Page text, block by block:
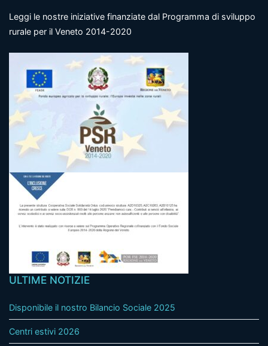
Leggi le nostre iniziative finanziate dal Programma di sviluppo
rurale per il Veneto 2014-2020
ULTIME NOTIZIE
Disponibile il nostro Bilancio Sociale 2025
Centri estivi 2026